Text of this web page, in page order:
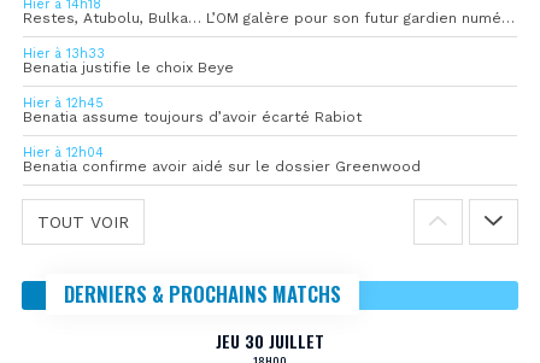
Hier à 14h18
Restes, Atubolu, Bulka… L’OM galère pour son futur gardien numéro 1
Hier à 13h33
Benatia justifie le choix Beye
Hier à 12h45
Benatia assume toujours d’avoir écarté Rabiot
Hier à 12h04
Benatia confirme avoir aidé sur le dossier Greenwood
TOUT VOIR
DERNIERS & PROCHAINS MATCHS
JEU 30 JUILLET